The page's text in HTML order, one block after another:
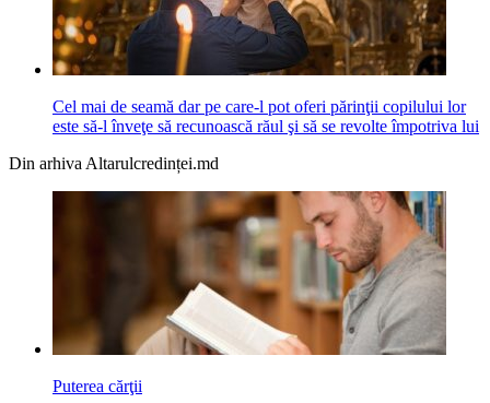
Cel mai de seamă dar pe care-l pot oferi părinţii copilului lor
este să-l înveţe să recunoască răul şi să se revolte împotriva lui
Din arhiva Altarulcredinței.md
Puterea cărţii